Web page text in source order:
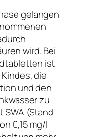
gelangen
wird. Bei
ist
die
und den
zu
SWA (Stand
0,15 mg/l